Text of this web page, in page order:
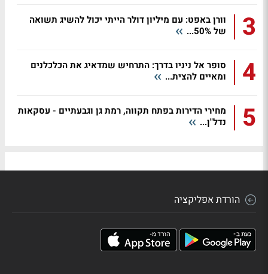
3
וורן באפט: עם מיליון דולר הייתי יכול להשיג תשואה
של 50%...
4
סופר אל ניניו בדרך: התרחיש שמדאיג את הכלכלנים
ומאיים להצית...
5
מחירי הדירות בפתח תקווה, רמת גן וגבעתיים - עסקאות
נדל"ן...
הורדת אפליקציה